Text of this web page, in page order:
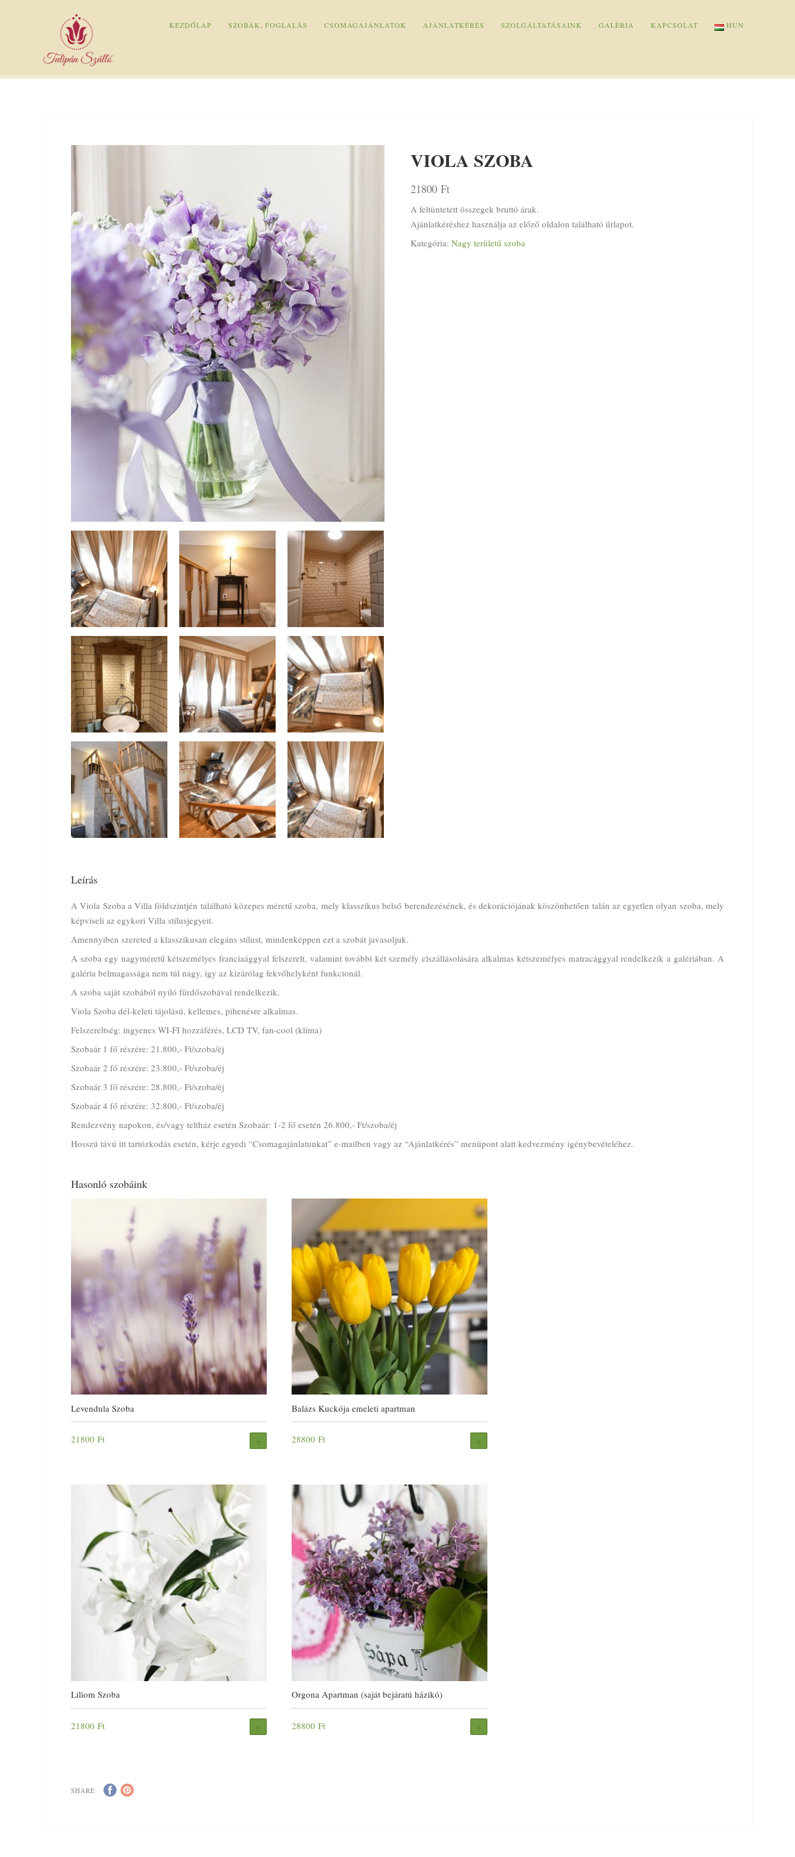
KEZDŐLAP SZOBÁK, FOGLALÁS CSOMAGAJÁNLATOK AJÁNLATKÉRÉS SZOLGÁLTATÁSAINK GALÉRIA KAPCSOLAT HUN
VIOLA SZOBA
21800Ft
A feltüntetett összegek bruttó árak.
Ajánlatkéréshez használja az előző oldalon található űrlapot.
Kategória:Nagy területű szoba
Leírás
A Viola Szoba a Villa földszintjén található közepes méretű szoba, mely klasszikus belső berendezésének, és dekorációjának köszönhetően talán az egyetlen olyan szoba, mely
képviseli az egykori Villa stílusjegyeit.
Amennyiben szereted a klasszikusan elegáns stílust, mindenképpen ezt a szobát javasoljuk.
A szoba egy nagyméretű kétszemélyes franciaággyal felszerelt, valamint további két személy elszállásolására alkalmas kétszemélyes matracággyal rendelkezik a galériában. A
galéria belmagassága nem túl nagy, így az kizárólag fekvőhelyként funkcionál.
A szoba saját szobából nyíló fürdőszobával rendelkezik.
Viola Szoba dél-keleti tájolású, kellemes, pihenésre alkalmas.
Felszereltség: ingyenes WI-FI hozzáférés, LCD TV, fan-cool (klíma)
Szobaár 1 fő részére: 21.800,- Ft/szoba/éj
Szobaár 2 fő részére: 23.800,- Ft/szoba/éj
Szobaár 3 fő részére: 28.800,- Ft/szoba/éj
Szobaár 4 fő részére: 32.800,- Ft/szoba/éj
Rendezvény napokon, és/vagy teltház esetén Szobaár: 1-2 fő esetén 26.800,- Ft/szoba/éj
Hosszú távú itt tartózkodás esetén, kérje egyedi “Csomagajánlatunkat” e-mailben vagy az “Ajánlatkérés” menüpont alatt kedvezmény igénybevételéhez.
Hasonló szobáink
Levendula Szoba
21800 Ft FOGLALÁS
Balázs Kuckója emeleti apartman
28800Ft
Liliom Szoba
21800 Ft FOGLALÁS
Orgona Apartman (saját bejáratú házikó)
28800Ft
SHARE